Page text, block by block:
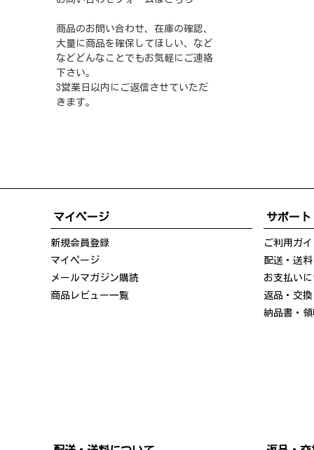
商品のお問い合わせ、在庫の確認、
大量に商品を確保してほしい、など
などどんなことでもお気軽にご連絡
下さい。
3営業日以内にご返信させていただ
きます。
マイページ
新規会員登録
マイページ
メールマガジン購読
商品レビュー一覧
サポート
ご利用ガ
配送・送
お支払い
返品・交
納品書・